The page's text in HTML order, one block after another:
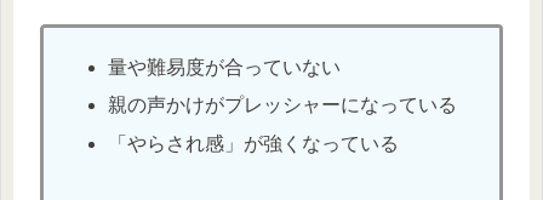
量や難易度が合っていない
親の声かけがプレッシャーになっている
「やらされ感」が強くなっている